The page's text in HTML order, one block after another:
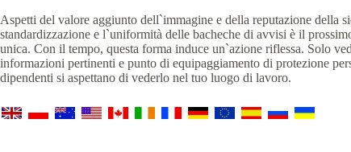
Aspetti del valore aggiunto dell`immagine e della reputazione della
standardizzazione e l`uniformità delle bacheche di avvisi è il
unica. Con il tempo, questa forma induce un`azione riflessa. Solo
informazioni pertinenti e punto di equipaggiamento di protezione
dipendenti si aspettano di vederlo nel tuo luogo di lavoro.